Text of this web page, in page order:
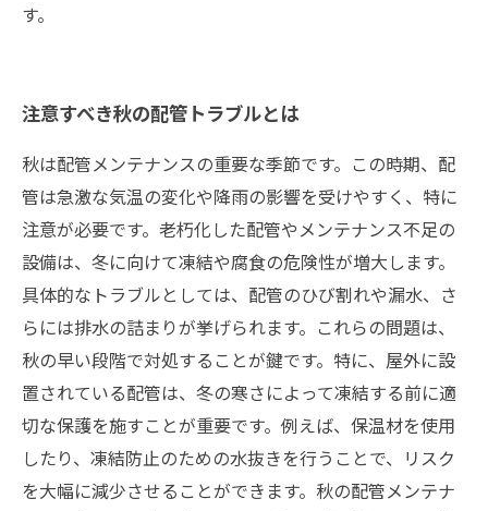
す。
注意すべき秋の配管トラブルとは
秋は配管メンテナンスの重要な季節です。この時期、配
管は急激な気温の変化や降雨の影響を受けやすく、特に
注意が必要です。老朽化した配管やメンテナンス不足の
設備は、冬に向けて凍結や腐食の危険性が増大します。
具体的なトラブルとしては、配管のひび割れや漏水、さ
らには排水の詰まりが挙げられます。これらの問題は、
秋の早い段階で対処することが鍵です。特に、屋外に設
置されている配管は、冬の寒さによって凍結する前に適
切な保護を施すことが重要です。例えば、保温材を使用
したり、凍結防止のための水抜きを行うことで、リスク
を大幅に減少させることができます。秋の配管メンテナ